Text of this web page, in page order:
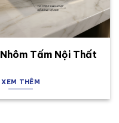
Nhôm Tấm Nội Thất
XEM THÊM